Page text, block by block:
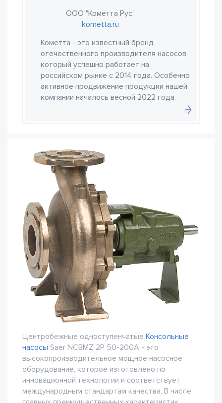
ООО "Кометта Рус"
kometta.ru
Кометта - это известный бренд
отечественного производителя насосов,
который успешно работает на
российском рынке с 2014 года. Особенно
активное продвижение продукции нашей
компании началось весной 2022 года.
Центробежные одноступенчатые Консольные
насосы Saer NCBMZ 2P 50-200A - это
высокопроизводительное мощное насосное
оборудование, которое изготовлено по
инновационной технологии и соответствует
международным стандартам качества. В числе